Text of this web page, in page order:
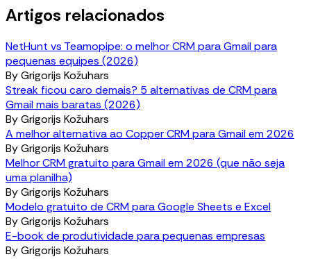
Artigos relacionados
NetHunt vs Teamopipe: o melhor CRM para Gmail para
pequenas equipes (2026)
ByGrigorijs Kožuhars
Streak ficou caro demais? 5 alternativas de CRM para
Gmail mais baratas (2026)
ByGrigorijs Kožuhars
A melhor alternativa ao Copper CRM para Gmail em 2026
ByGrigorijs Kožuhars
Melhor CRM gratuito para Gmail em 2026 (que não seja
uma planilha)
ByGrigorijs Kožuhars
Modelo gratuito de CRM para Google Sheets e Excel
ByGrigorijs Kožuhars
E-book de produtividade para pequenas empresas
ByGrigorijs Kožuhars